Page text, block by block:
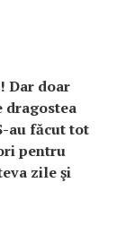
Dar doar
dragostea
au făcut tot
pentru
zile şi